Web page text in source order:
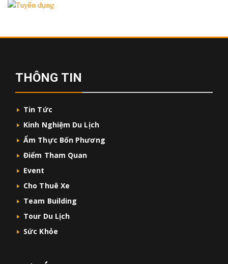
THÔNG TIN
Tin Tức
Kinh Nghiệm Du Lịch
Ẩm Thực Bốn Phương
Điểm Tham Quan
Event
Cho Thuê Xe
Team Building
Tour Du Lịch
Sức Khỏe